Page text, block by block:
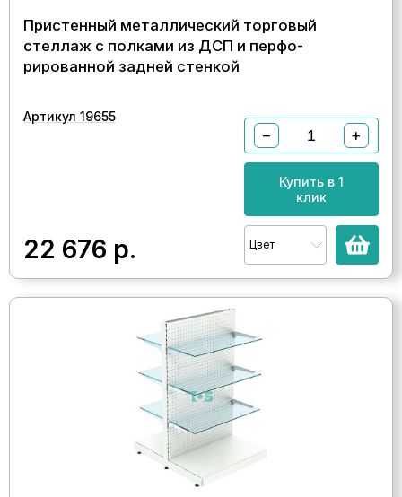
Пристенный металлический торговый
стеллаж с полками из ДСП и перфо-
рированной задней стенкой
Артикул 19655
22 676 р.
− +
Купить в 1
клик
Цвет